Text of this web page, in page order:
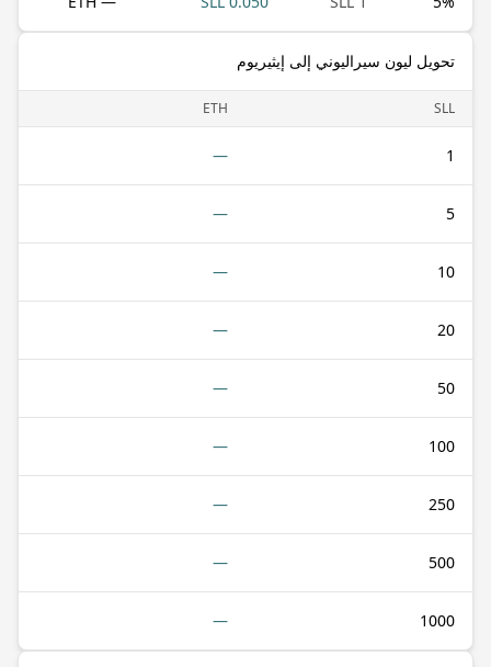
تحويل ليون سيراليوني إلى إيثيريوم
SLL
ETH
1
—
5
—
10
—
20
—
50
—
100
—
250
—
500
—
1000
—